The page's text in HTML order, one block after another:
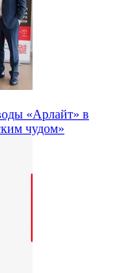
«Арлайт» в
чудом»